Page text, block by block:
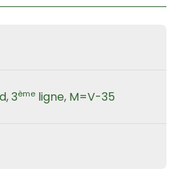
3ème ligne, M=V-35